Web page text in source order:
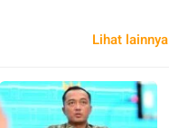
Lihat lainnya